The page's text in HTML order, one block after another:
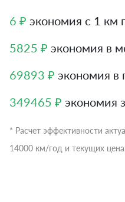
6 ₽ экономия с 1 км
5825 ₽ экономия в
69893 ₽ экономия в
349465 ₽ экономия
* Расчет эффективности
14000 км/год и текущих